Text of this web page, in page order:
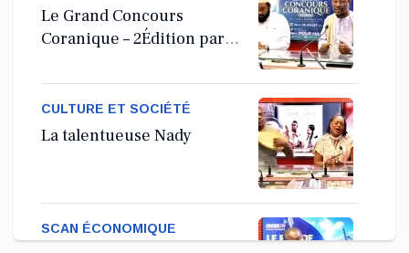
Le Grand Concours
Coranique – 2Édition par
Cour'an
CULTURE ET SOCIÉTÉ
La talentueuse Nady
SCAN ÉCONOMIQUE